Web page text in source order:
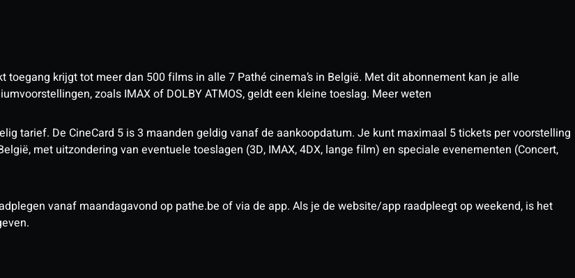
krijgt tot meer dan 500 films in alle 7 Pathé cinema’s in België. Met dit abonnement kan je alle
zoals IMAX of DOLBY ATMOS, geldt een kleine toeslag. Meer weten
tarief. De CineCard 5 is 3 maanden geldig vanaf de aankoopdatum. Je kunt maximaal 5 tickets per voorstelling
met uitzondering van eventuele toeslagen (3D, IMAX, 4DX, lange film) en speciale evenementen (Concert,
vanaf maandagavond op pathe.be of via de app. Als je de website/app raadpleegt op weekend, is het